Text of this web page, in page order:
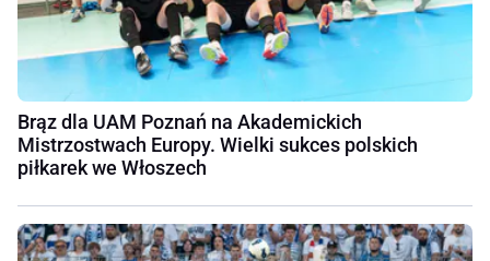
Brąz dla UAM Poznań na Akademickich
Mistrzostwach Europy. Wielki sukces polskich
piłkarek we Włoszech